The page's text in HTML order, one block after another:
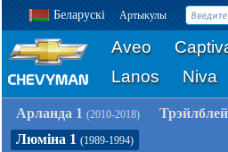
Беларускі Артыкулы
Aveo
Lanos
Niva
Арланда 1 (2010-2018)
Люміна 1 (1989-1994)